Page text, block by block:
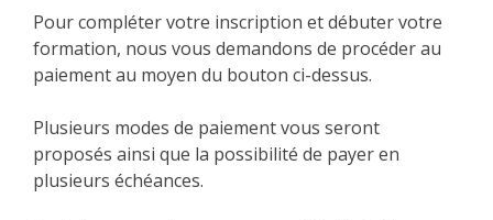
Pour compléter votre inscription et débuter votre
formation, nous vous demandons de procéder au
paiement au moyen du bouton ci-dessus.
Plusieurs modes de paiement vous seront
proposés ainsi que la possibilité de payer en
plusieurs échéances.